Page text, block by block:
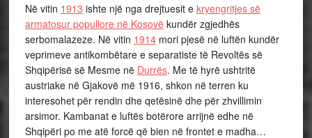
Në vitin 1913 ishte një nga drejtuesit e kryengritjes së
armatosur popullore në Kosovëkundër zgjedhës
serbomalazeze. Në vitin 1914mori pjesë në luftën kundër
veprimeve antikombëtare e separatiste të Revoltës së
Shqipërisë së Mesme në Durrës. Me të hyrë ushtritë
austriake në Gjakovë më 1916, shkon në terren ku
interesohet për rendin dhe qetësinë dhe për zhvillimin
arsimor. Kambanat e luftës botërore arrijnë edhe në
Shqipëri po me atë forcë që bien në frontet e madha…